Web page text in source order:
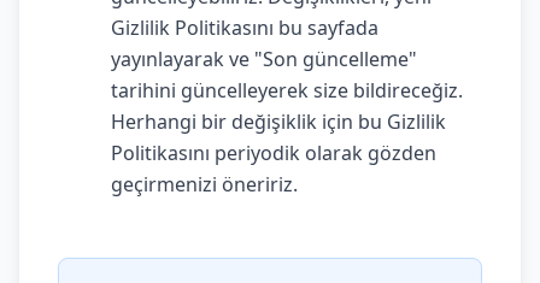
Gizlilik Politikasını bu sayfada
yayınlayarak ve "Son güncelleme"
tarihini güncelleyerek size bildireceğiz.
Herhangi bir değişiklik için bu Gizlilik
Politikasını periyodik olarak gözden
geçirmenizi öneririz.